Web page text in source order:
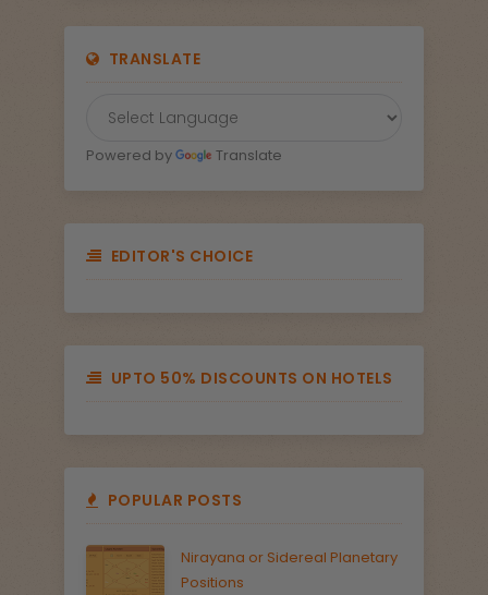
TRANSLATE
Powered by Translate
EDITOR'S CHOICE
UPTO 50% DISCOUNTS ON HOTELS
POPULAR POSTS
Nirayana or Sidereal Planetary
Positions